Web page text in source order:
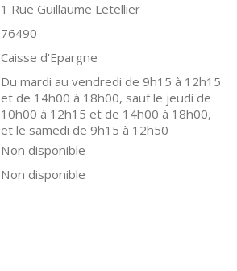
1 Rue Guillaume Letellier
76490
Caisse d'Epargne
Du mardi au vendredi de 9h15 à 12h15
et de 14h00 à 18h00, sauf le jeudi de
10h00 à 12h15 et de 14h00 à 18h00,
et le samedi de 9h15 à 12h50
Non disponible
Non disponible